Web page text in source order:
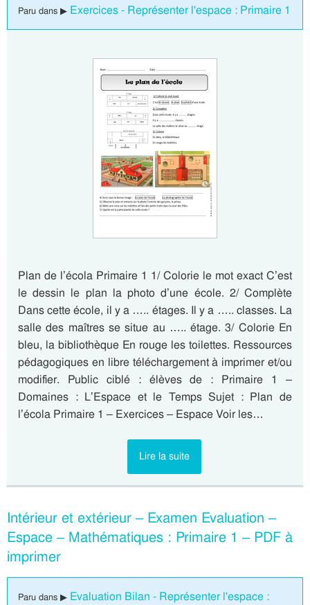
Paru dans ▶ Exercices - Représenter l'espace : Primaire 1
Plan de l’écola Primaire 1 1/ Colorie le mot exact C’est
le dessin le plan la photo d’une école. 2/ Complète
Dans cette école, il y a ….. étages. Il y a ….. classes. La
salle des maîtres se situe au ….. étage. 3/ Colorie En
bleu, la bibliothèque En rouge les toilettes. Ressources
pédagogiques en libre téléchargement à imprimer et/ou
modifier. Public ciblé : élèves de : Primaire 1 –
Domaines : L’Espace et le Temps Sujet : Plan de
l’écola Primaire 1 – Exercices – Espace Voir les…
Lire la suite
Intérieur et extérieur – Examen Evaluation –
Espace – Mathématiques : Primaire 1 – PDF à
imprimer
Paru dans ▶ Evaluation Bilan - Représenter l'espace :